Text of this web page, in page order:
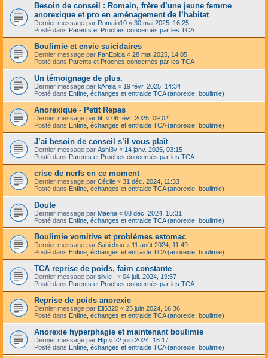
Besoin de conseil : Romain, frère d’une jeune femme
anorexique et pro en aménagement de l’habitat
Dernier message par Romain10 « 30 mai 2025, 16:25
Posté dans Parents et Proches concernés par les TCA
Boulimie et envie suicidaires
Dernier message par FanEpica « 28 mai 2025, 14:05
Posté dans Parents et Proches concernés par les TCA
Un témoignage de plus.
Dernier message par kArela « 19 févr. 2025, 14:34
Posté dans Enfine, échanges et entraide TCA (anorexie, boulimie)
Anorexique - Petit Repas
Dernier message par tiff « 06 févr. 2025, 09:02
Posté dans Enfine, échanges et entraide TCA (anorexie, boulimie)
J’ai besoin de conseil s’il vous plaît
Dernier message par Ashl3y « 14 janv. 2025, 03:15
Posté dans Parents et Proches concernés par les TCA
crise de nerfs en ce moment
Dernier message par Cécile « 31 déc. 2024, 11:33
Posté dans Enfine, échanges et entraide TCA (anorexie, boulimie)
Doute
Dernier message par Maëna « 08 déc. 2024, 15:31
Posté dans Enfine, échanges et entraide TCA (anorexie, boulimie)
Boulimie vomitive et problèmes estomac
Dernier message par Sabichou « 11 août 2024, 11:49
Posté dans Enfine, échanges et entraide TCA (anorexie, boulimie)
TCA reprise de poids, faim constante
Dernier message par silvie_ « 04 juil. 2024, 19:57
Posté dans Parents et Proches concernés par les TCA
Reprise de poids anorexie
Dernier message par Eli5320 « 25 juin 2024, 16:36
Posté dans Enfine, échanges et entraide TCA (anorexie, boulimie)
Anorexie hyperphagie et maintenant boulimie
Dernier message par Hlp « 22 juin 2024, 18:17
Posté dans Enfine, échanges et entraide TCA (anorexie, boulimie)